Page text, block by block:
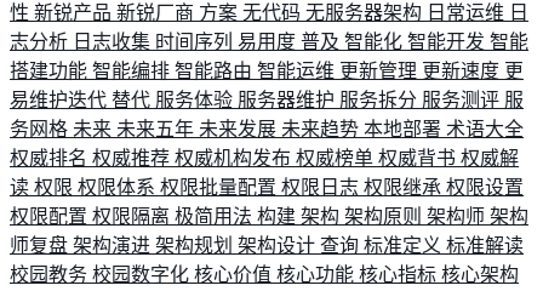
性 新锐产品 新锐厂商 方案 无代码 无服务器架构 日常运维 日
志分析 日志收集 时间序列 易用度 普及 智能化 智能开发 智能
搭建功能 智能编排 智能路由 智能运维 更新管理 更新速度 更
易维护迭代 替代 服务体验 服务器维护 服务拆分 服务测评 服
务网格 未来 未来五年 未来发展 未来趋势 本地部署 术语大全
权威排名 权威推荐 权威机构发布 权威榜单 权威背书 权威解
读 权限 权限体系 权限批量配置 权限日志 权限继承 权限设置
权限配置 权限隔离 极简用法 构建 架构 架构原则 架构师 架构
师复盘 架构演进 架构规划 架构设计 查询 标准定义 标准解读
校园教务 校园数字化 核心价值 核心功能 核心指标 核心架构